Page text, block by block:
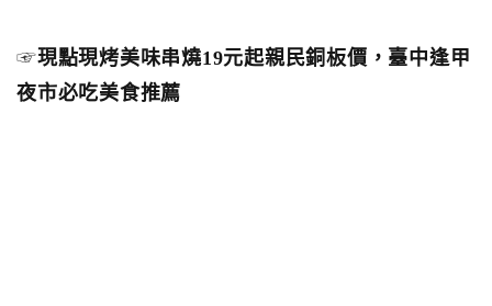
☞現點現烤美味串燒19元起親民銅板價，臺中逢甲
夜市必吃美食推薦